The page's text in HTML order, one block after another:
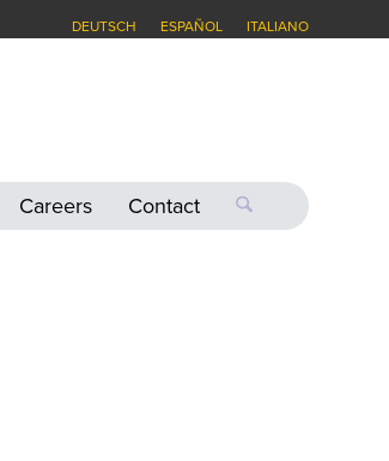
DEUTSCH ESPAÑOL ITALIANO
Careers Contact